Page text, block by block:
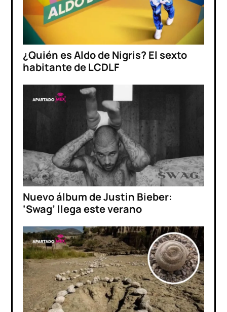
¿Quién es Aldo de Nigris? El sexto
habitante de LCDLF
Nuevo álbum de Justin Bieber:
‘Swag’ llega este verano